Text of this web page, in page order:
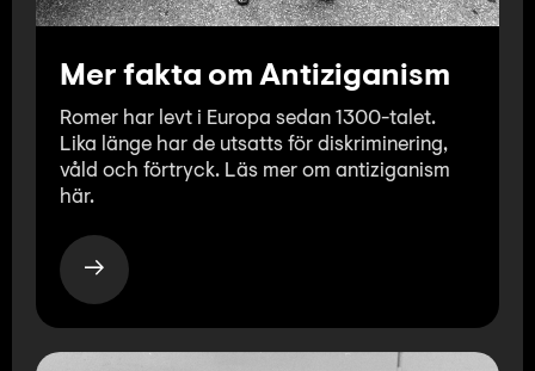
Mer fakta om Antiziganism
Romer har levt i Europa sedan 1300-talet.
Lika länge har de utsatts för diskriminering,
våld och förtryck. Läs mer om antiziganism
här.